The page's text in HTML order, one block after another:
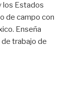
los Estados
de campo con
Enseña
trabajo de